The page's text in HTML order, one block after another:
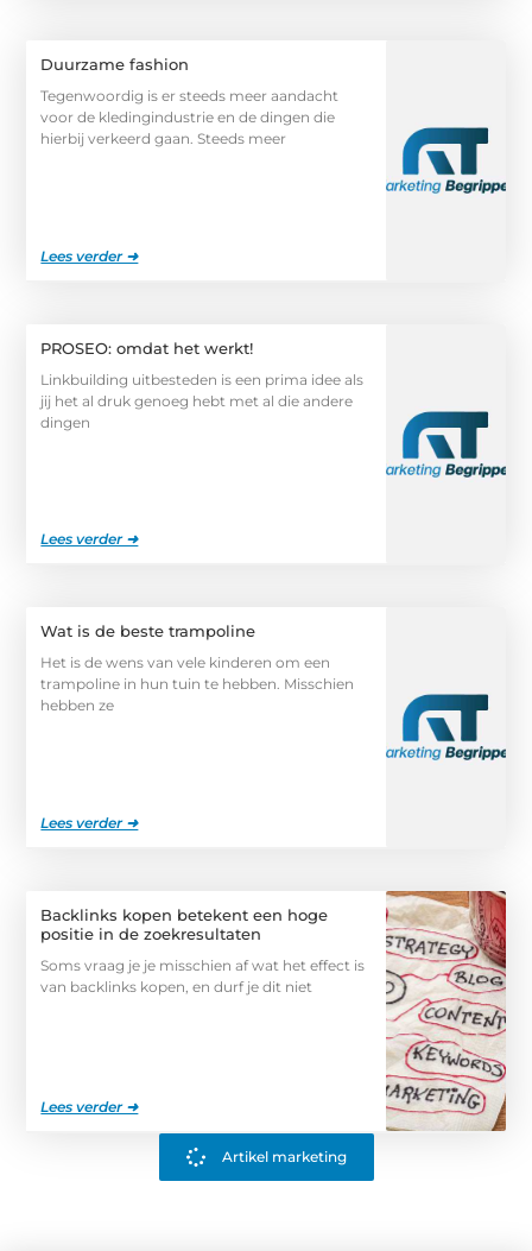
Duurzame fashion
Tegenwoordig is er steeds meer aandacht
voor de kledingindustrie en de dingen die
hierbij verkeerd gaan. Steeds meer
Lees verder ➜
PROSEO: omdat het werkt!
Linkbuilding uitbesteden is een prima idee als
jij het al druk genoeg hebt met al die andere
dingen
Lees verder ➜
Wat is de beste trampoline
Het is de wens van vele kinderen om een
trampoline in hun tuin te hebben. Misschien
hebben ze
Lees verder ➜
Backlinks kopen betekent een hoge
positie in de zoekresultaten
Soms vraag je je misschien af wat het effect is
van backlinks kopen, en durf je dit niet
Lees verder ➜
Artikel marketing